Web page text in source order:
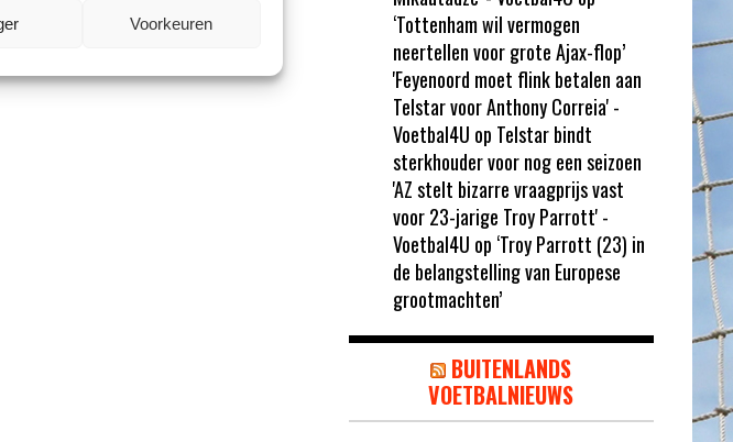
Voorkeuren
‘Tottenham wil vermogen
neertellen voor grote Ajax-flop’
'Feyenoord moet flink betalen aan
Telstar voor Anthony Correia' -
Voetbal4U op Telstar bindt
sterkhouder voor nog een seizoen
'AZ stelt bizarre vraagprijs vast
voor 23-jarige Troy Parrott' -
Voetbal4U op ‘Troy Parrott (23) in
de belangstelling van Europese
grootmachten’
BUITENLANDS
VOETBALNIEUWS